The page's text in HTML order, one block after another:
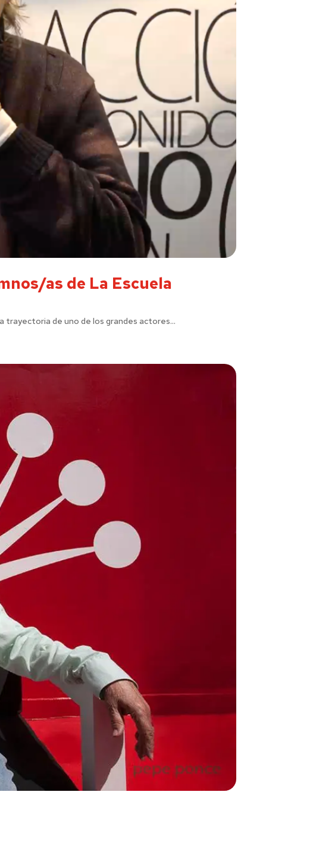
as de La Escuela
trayectoria de uno de los grandes actores...